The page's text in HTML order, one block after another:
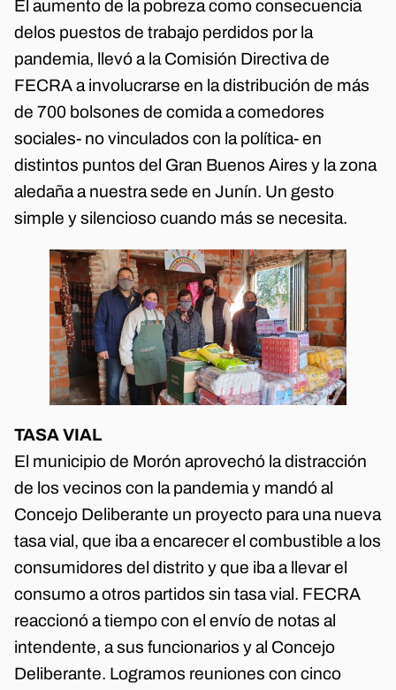
El aumento de la pobreza como consecuencia
delos puestos de trabajo perdidos por la
pandemia, llevó a la Comisión Directiva de
FECRA a involucrarse en la distribución de más
de 700 bolsones de comida a comedores
sociales- no vinculados con la política- en
distintos puntos del Gran Buenos Aires y la zona
aledaña a nuestra sede en Junín. Un gesto
simple y silencioso cuando más se necesita.
TASA VIAL
El municipio de Morón aprovechó la distracción
de los vecinos con la pandemia y mandó al
Concejo Deliberante un proyecto para una nueva
tasa vial, que iba a encarecer el combustible a los
consumidores del distrito y que iba a llevar el
consumo a otros partidos sin tasa vial. FECRA
reaccionó a tiempo con el envío de notas al
intendente, a sus funcionarios y al Concejo
Deliberante. Logramos reuniones con cinco